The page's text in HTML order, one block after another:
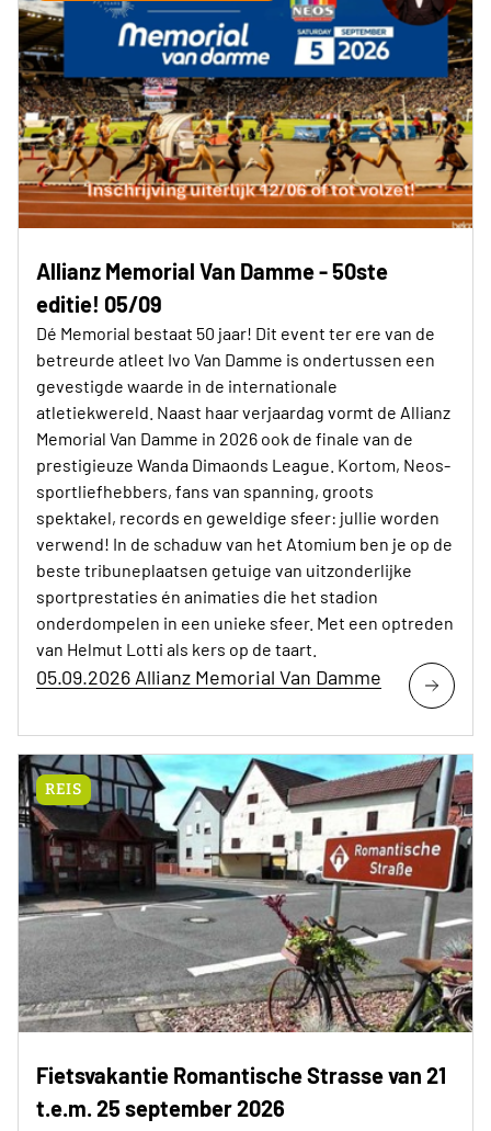
Allianz Memorial Van Damme - 50ste
editie! 05/09
Dé Memorial bestaat 50 jaar! Dit event ter ere van de
betreurde atleet Ivo Van Damme is ondertussen een
gevestigde waarde in de internationale
atletiekwereld. Naast haar verjaardag vormt de Allianz
Memorial Van Damme in 2026 ook de finale van de
prestigieuze Wanda Dimaonds League. Kortom, Neos-
sportliefhebbers, fans van spanning, groots
spektakel, records en geweldige sfeer: jullie worden
verwend! In de schaduw van het Atomium ben je op de
beste tribuneplaatsen getuige van uitzonderlijke
sportprestaties én animaties die het stadion
onderdompelen in een unieke sfeer. Met een optreden
van Helmut Lotti als kers op de taart.
05.09.2026 Allianz Memorial Van Damme
REIS
Fietsvakantie Romantische Strasse van 21
t.e.m. 25 september 2026